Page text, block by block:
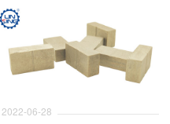
寿命还是切割效率都得到了大幅
度提高，而这些提高正是由于不
断的设计出新的金刚石刀头所带
来的变化，那么金刚石刀头的设
计具体步骤和流程是什么呢？下
2022-06-28